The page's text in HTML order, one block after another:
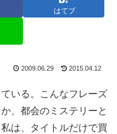
はてブ
2009.06.29 2015.04.12
いる。こんなフレーズ
、都会のミステリーと
は、タイトルだけで買